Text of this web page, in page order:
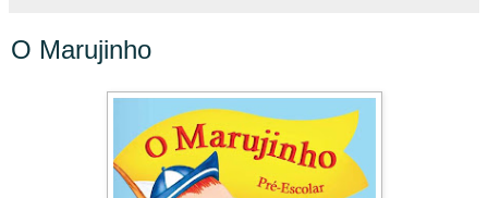
O Marujinho